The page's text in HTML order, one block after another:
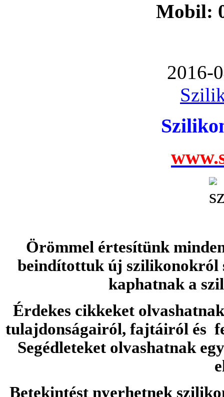
Mobil:
2016-
Örömmel értesítünk
beindítottuk új szilikonokról
kaphatnak a
Érdekes cikkeket
tulajdonságairól, fajtáiról és
Segédleteket olvashatnak
Betekintést nyerhetnek